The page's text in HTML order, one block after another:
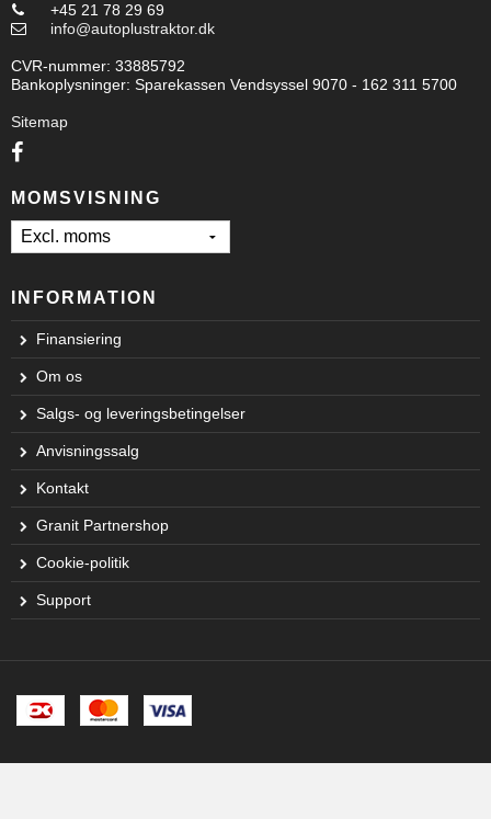
+45 21 78 29 69
info@autoplustraktor.dk
CVR-nummer: 33885792
Bankoplysninger: Sparekassen Vendsyssel 9070 - 162 311 5700
Sitemap
MOMSVISNING
INFORMATION
Finansiering
Om os
Salgs- og leveringsbetingelser
Anvisningssalg
Kontakt
Granit Partnershop
Cookie-politik
Support